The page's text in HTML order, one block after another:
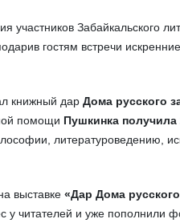
Забайкальского
гостям встречи
книжный дар Дома русского
помощи Пушкинка получила
литературоведению,
выставке «Дар Дома
у читателей и уже пополнили